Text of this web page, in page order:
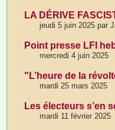
LA DÉRIVE
jeudi 5 juin 2025 par
Point presse LFI
mercredi 4 juin 2025
"L’heure de la
mardi 25 mars 2025
Les électeurs s’en
mardi 11 février 2025